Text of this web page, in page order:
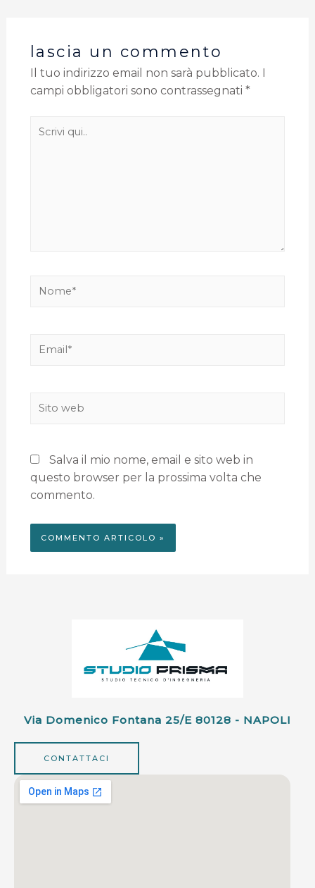
lascia un commento
Il tuo indirizzo email non sarà pubblicato. I
campi obbligatori sono contrassegnati *
Salva il mio nome, email e sito web in
questo browser per la prossima volta che
commento.
Via Domenico Fontana 25/e 80128 - NAPOLI
CONTATTACI